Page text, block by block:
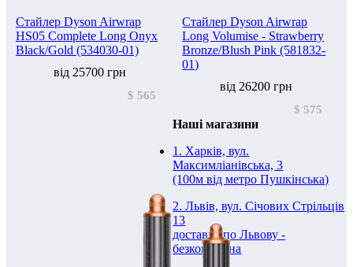
Стайлер Dyson Airwrap
HS05 Complete Long Onyx
Black/Gold (534030-01)
від 25700 грн
$ 565
Стайлер Dyson Airwrap
Long Volumise - Strawberry
Bronze/Blush Pink (581832-
01)
від 26200 грн
$ 575
Наші магазини
1. Харків, вул.
Максимліанівська, 3
(100м від метро Пушкінська)
2. Львів, вул. Січових Стрільців
13
доставка по Львову -
безкоштовна